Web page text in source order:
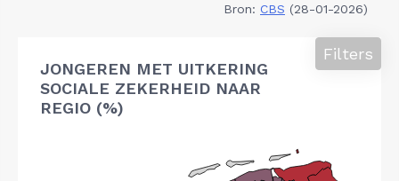
Bron: CBS (28-01-2026)
JONGEREN MET UITKERING
SOCIALE ZEKERHEID NAAR
REGIO (%)
Filters